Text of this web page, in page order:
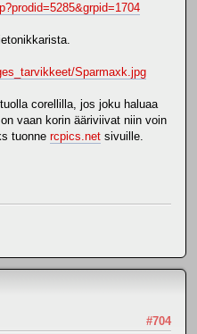
Sparmaxk.jpg
corellilla, jos joku haluaa
vaan korin ääriviivat niin voin
tuonne rcpics.net sivuille.
#704